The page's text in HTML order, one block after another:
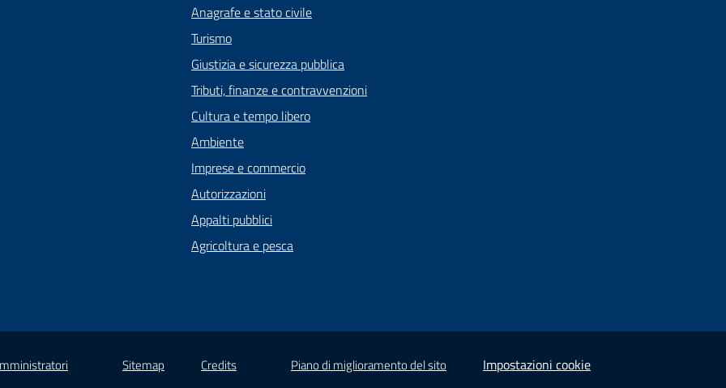
Anagrafe e stato civile
Turismo
Giustizia e sicurezza pubblica
Tributi, finanze e contravvenzioni
Cultura e tempo libero
Ambiente
Imprese e commercio
Autorizzazioni
Appalti pubblici
Agricoltura e pesca
Sitemap Credits Piano di miglioramento del sito Impostazioni cookie